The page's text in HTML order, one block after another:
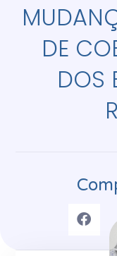
DE
DOS